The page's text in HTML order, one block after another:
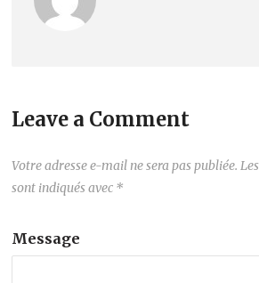
Leave a Comment
Votre adresse e-mail ne sera pas publiée.
sont indiqués avec *
Message